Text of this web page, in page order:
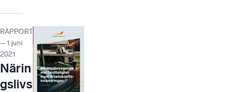
RAPPORT
– 1 juni
2021
Närin
gslivs